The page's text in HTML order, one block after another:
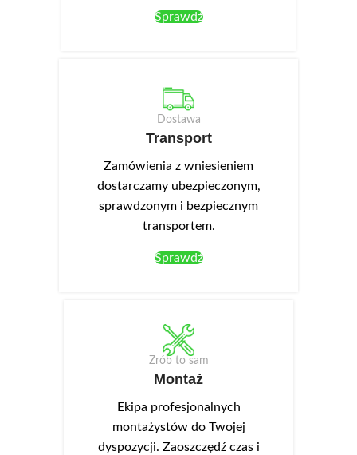
Sprawdź
Dostawa
Transport
Zamówienia z wniesieniem
dostarczamy ubezpieczonym,
sprawdzonym i bezpiecznym
transportem.
Sprawdź
Zrób to sam
Montaż
Ekipa profesjonalnych
montażystów do Twojej
dyspozycji. Zaoszczędź czas i